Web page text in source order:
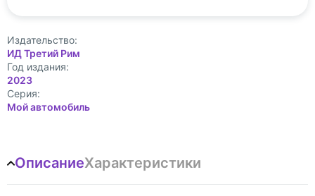
Издательство:
ИД Третий Рим
Год издания:
2023
Cерия:
Мой автомобиль
ОписаниеХарактеристики